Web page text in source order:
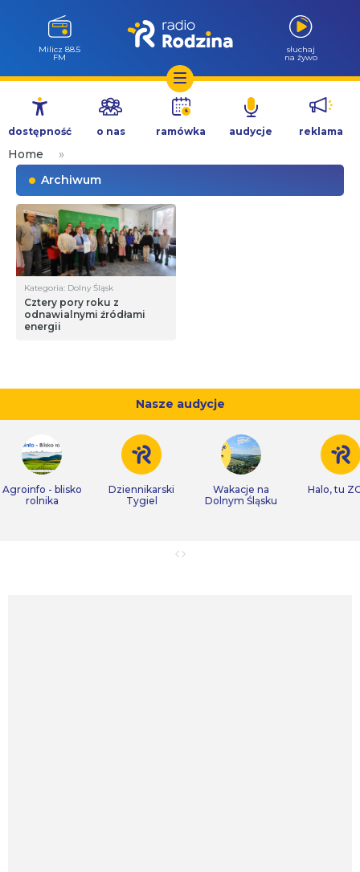
Przejdź
treści
Milicz 88.5
FM
słuchaj
na żywo
dostępność o nas ramówka audycje reklama
Home
»
Archiwum
Kategoria: Dolny Śląsk
Cztery pory roku z
odnawialnymi źródłami
energii
Nasze audycje
Agroinfo - blisko
rolnika
Dziennikarski
Tygiel
Wakacje na
Dolnym Śląsku
Halo, tu